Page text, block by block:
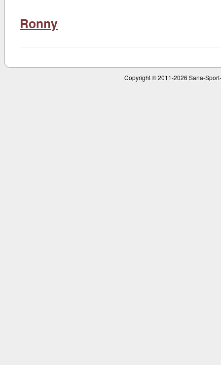
Ronny
Copyright © 2011-2026 Sana-